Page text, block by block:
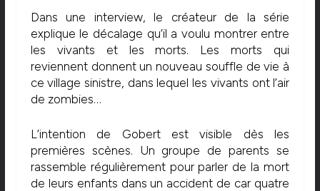
Dans une interview, le créateur de la série
explique le décalage qu’il a voulu montrer entre
les vivants et les morts. Les morts qui
reviennent donnent un nouveau souffle de vie à
ce village sinistre, dans lequel les vivants ont l’air
de zombies…
L’intention de Gobert est visible dès les
premières scènes. Un groupe de parents se
rassemble régulièrement pour parler de la mort
de leurs enfants dans un accident de car quatre